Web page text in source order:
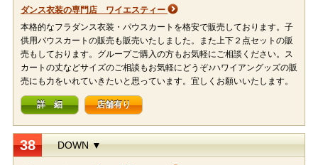
ダンス衣装の専門店 ワイエスティー
本格的なフラダンス衣装・パウスカートを格安で販売しております。子
供用バウスカートの販売も販売いたしました。また上下２点セットの販
売もしております。グループご購入の方もお気軽にご相談ください。ス
カートの丈などサイズのご相談もお気軽にどうぞ♪ハワイアングッズの販
売にも力をいれていきたいと思っています。宜しくお願いいたします。
詳 細 店舗有り
38 DOWN ▼